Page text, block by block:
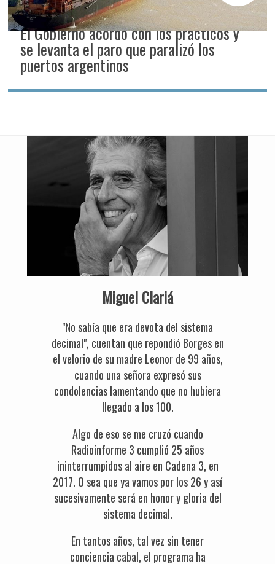
El Gobierno acordó con los prácticos y
se levanta el paro que paralizó los
puertos argentinos
Miguel Clariá
"No sabía que era devota del sistema
decimal", cuentan que repondió Borges en
el velorio de su madre Leonor de 99 años,
cuando una señora expresó sus
condolencias lamentando que no hubiera
llegado a los 100.
Algo de eso se me cruzó cuando
Radioinforme 3 cumplió 25 años
ininterrumpidos al aire en Cadena 3, en
2017. O sea que ya vamos por los 26 y así
sucesivamente será en honor y gloria del
sistema decimal.
En tantos años, tal vez sin tener
conciencia cabal, el programa ha